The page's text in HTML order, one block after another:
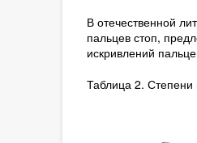
В отечественной
пальцев стоп,
искривлений
Таблица 2.